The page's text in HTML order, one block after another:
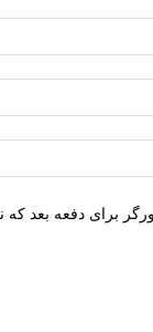
برای دفعه بعد که